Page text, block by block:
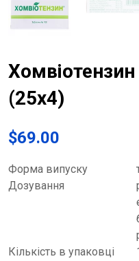
(25х4)
$69.00
Форма випуску
Дозування
Кількість в упаковці